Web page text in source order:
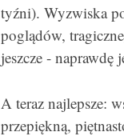
tyźni). Wyzwiska
poglądów,
jeszcze - naprawdę
A teraz najlepsze:
przepiękną,